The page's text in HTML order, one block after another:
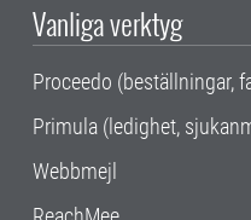
Vanliga verktyg
Proceedo (beställningar,
Primula (ledighet,
Webbmejl